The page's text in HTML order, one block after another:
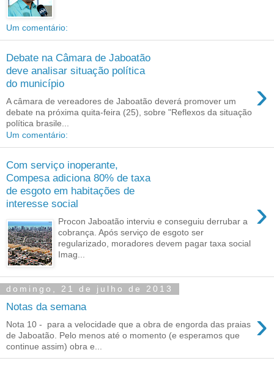
Um comentário:
Debate na Câmara de Jaboatão
deve analisar situação política
do município
›
A câmara de vereadores de Jaboatão deverá promover um
debate na próxima quita-feira (25), sobre "Reflexos da situação
política brasile...
Um comentário:
Com serviço inoperante,
Compesa adiciona 80% de taxa
de esgoto em habitações de
interesse social
›
Procon Jaboatão interviu e conseguiu derrubar a
cobrança. Após serviço de esgoto ser
regularizado, moradores devem pagar taxa social
Imag...
domingo, 21 de julho de 2013
Notas da semana ›
Nota 10 - para a velocidade que a obra de engorda das praias
de Jaboatão. Pelo menos até o momento (e esperamos que
continue assim) obra e...